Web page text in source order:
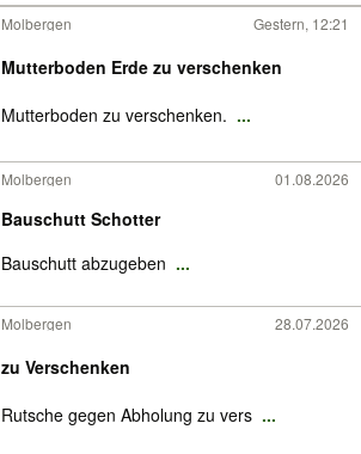
Molbergen Gestern, 12:21
Mutterboden Erde zu verschenken
Mutterboden zu verschenken. ...
Molbergen 01.08.2026
Bauschutt Schotter
Bauschutt abzugeben ...
Molbergen 28.07.2026
zu Verschenken
Rutsche gegen Abholung zu vers ...